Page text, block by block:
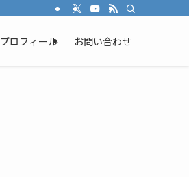
プロフィール お問い合わせ